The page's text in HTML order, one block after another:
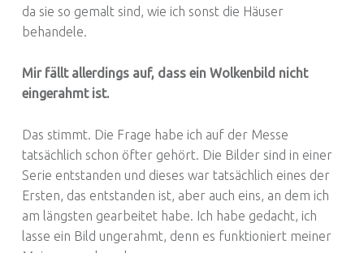
da sie so gemalt sind, wie ich sonst die Häuser
behandele.
Mir fällt allerdings auf, dass ein Wolkenbild nicht
eingerahmt ist.
Das stimmt. Die Frage habe ich auf der Messe
tatsächlich schon öfter gehört. Die Bilder sind in einer
Serie entstanden und dieses war tatsächlich eines der
Ersten, das entstanden ist, aber auch eins, an dem ich
am längsten gearbeitet habe. Ich habe gedacht, ich
lasse ein Bild ungerahmt, denn es funktioniert meiner